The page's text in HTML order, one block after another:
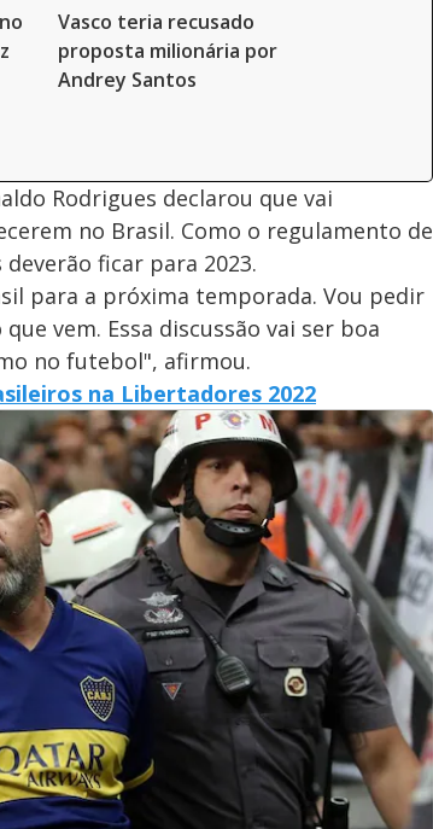
Vasco teria recusado
proposta milionária por
Andrey Santos
Rodrigues declarou que vai
no Brasil. Como o regulamento de
ficar para 2023.
para a próxima temporada. Vou pedir
vem. Essa discussão vai ser boa
no futebol", afirmou.
na Libertadores 2022